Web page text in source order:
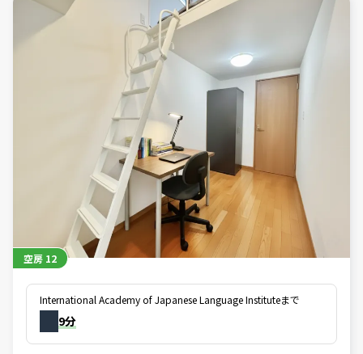
空房 12
International Academy of Japanese Language Instituteまで
9分